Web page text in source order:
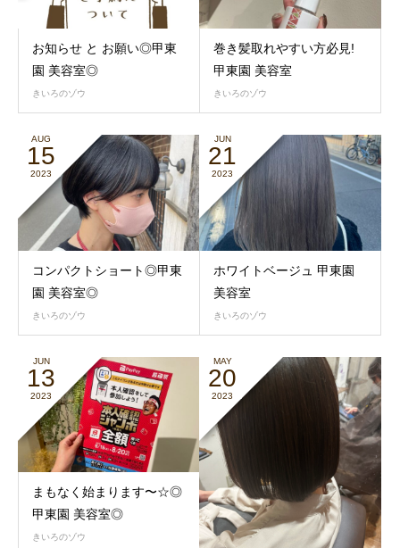
お知らせ と お願い◎甲東
園 美容室◎
きいろのゾウ
巻き髪取れやすい方必見!
甲東園 美容室
きいろのゾウ
AUG
15
2023
コンパクトショート◎甲東
園 美容室◎
きいろのゾウ
JUN
21
2023
ホワイトベージュ 甲東園
美容室
きいろのゾウ
JUN
13
2023
まもなく始まります〜☆◎
甲東園 美容室◎
きいろのゾウ
MAY
20
2023